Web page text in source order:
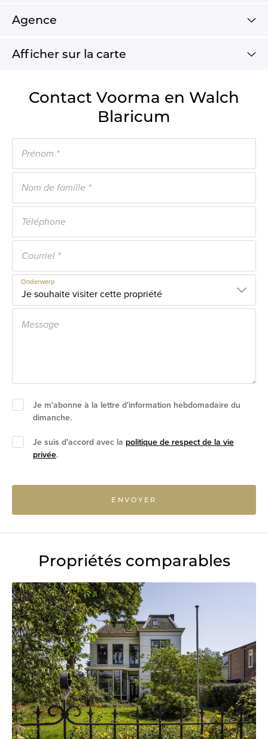
Agence
Afficher sur la carte
Contact Voorma en Walch
Blaricum
Onderwerp
Je m'abonne à la lettre d'information hebdomadaire du
dimanche.
Je suis d'accord avec la politique de respect de la vie
privée.
ENVOYER
Propriétés comparables